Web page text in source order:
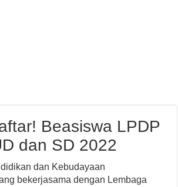
Beasiswa LPDP
dan SD 2022
dan Kebudayaan
bekerjasama dengan Lembaga